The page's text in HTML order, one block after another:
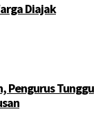
Diajak
Pengurus Tunggu